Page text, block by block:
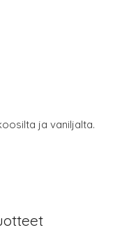
ja vaniljalta.